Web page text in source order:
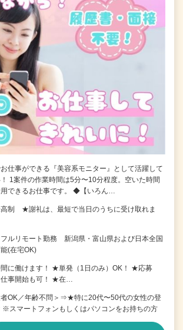
仕事ができる『美容系モニター』として活躍して
！ 1案件の作業時間は5分〜10分程度。空いた時間
できるお仕事です。 ◆【いろん…
制 ★謝礼は、最短で当日のうちに受け取れま
ルリモート勤務 新潟県・富山県および日本全国
(在宅OK)
に働けます！ ★単発（1日のみ）OK！ ★応募
事開始も可！ ★在…
者OK／年齢不問＞⇒★特に20代〜50代の女性の登
スマートフォンもしくはパソコンをお持ちの方